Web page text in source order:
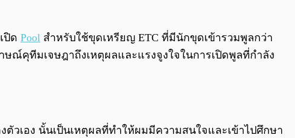
ปิด Pool สำหรับใช้ขุดเหรียญ ETC ที่มีนักขุดเข้ารวมพูลกว่า
ษณ์คุทีมเจษฎาถึงเหตุผลและแรงจูงใจในการเปิดพูลที่กำลัง
วเอง นั้นเป็นเหตุผลที่ทำให้ผมมีความสนใจและเข้าไปศึกษา